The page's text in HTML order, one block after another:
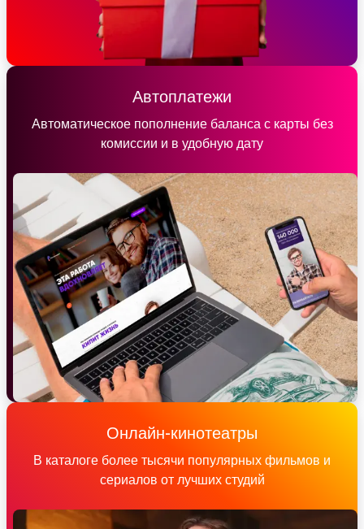
Автоплатежи
Автоматическое пополнение баланса с карты без
комиссии и в удобную дату
Онлайн-кинотеатры
В каталоге более тысячи популярных фильмов и
сериалов от лучших студий